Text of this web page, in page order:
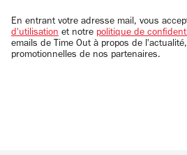
email
En entrant votre adresse mail, vous
d'utilisation et notre politique de
emails de Time Out à propos de
promotionnelles de nos partenaires.